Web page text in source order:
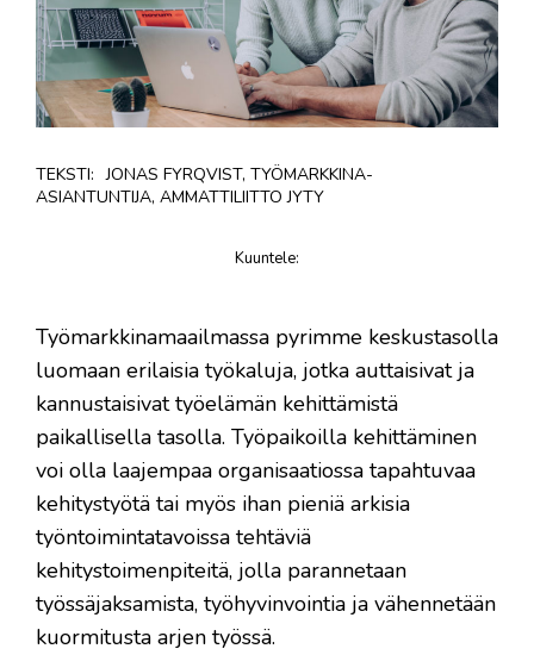
TEKSTI: JONAS FYRQVIST, TYÖMARKKINA-
ASIANTUNTIJA, AMMATTILIITTO JYTY
Kuuntele:
Työmarkkinamaailmassa pyrimme keskustasolla
luomaan erilaisia työkaluja, jotka auttaisivat ja
kannustaisivat työelämän kehittämistä
paikallisella tasolla. Työpaikoilla kehittäminen
voi olla laajempaa organisaatiossa tapahtuvaa
kehitystyötä tai myös ihan pieniä arkisia
työntoimintatavoissa tehtäviä
kehitystoimenpiteitä, jolla parannetaan
työssäjaksamista, työhyvinvointia ja vähennetään
kuormitusta arjen työssä.